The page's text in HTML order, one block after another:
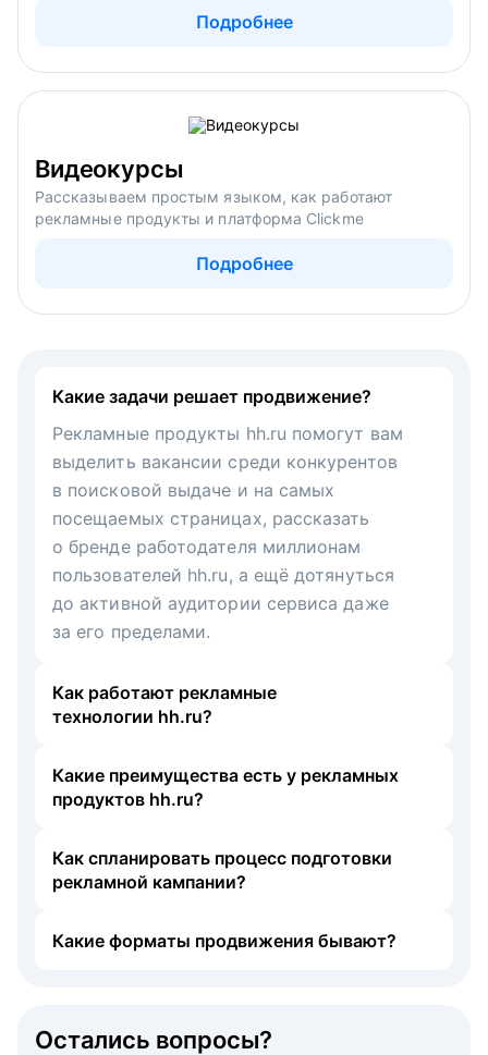
Подробнее
Видеокурсы
Рассказываем простым языком, как работают
рекламные продукты и платформа Clickme
Подробнее
Какие задачи решает продвижение?
Рекламные продукты hh.ru помогут вам
выделить вакансии среди конкурентов
в поисковой выдаче и на самых
посещаемых страницах, рассказать
о бренде работодателя миллионам
пользователей hh.ru, а ещё дотянуться
до активной аудитории сервиса даже
за его пределами.
Как работают рекламные
технологии hh.ru?
Какие преимущества есть у рекламных
продуктов hh.ru?
Как спланировать процесс подготовки
рекламной кампании?
Какие форматы продвижения бывают?
Остались вопросы?